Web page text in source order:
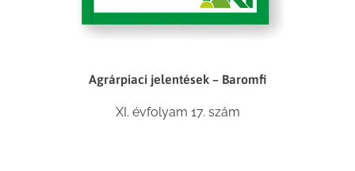
Agrárpiaci jelentések – Baromfi
XI. évfolyam 17. szám